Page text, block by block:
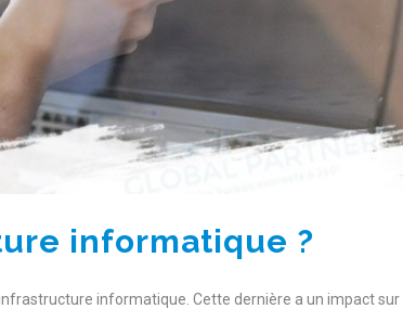
informatique ?
informatique. Cette dernière a un impact sur